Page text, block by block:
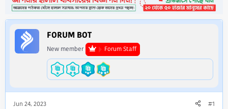
s
t
a
r
t
a
t
e
FORUM BOT
New member Forum Staff
Jun 24, 2023 #1